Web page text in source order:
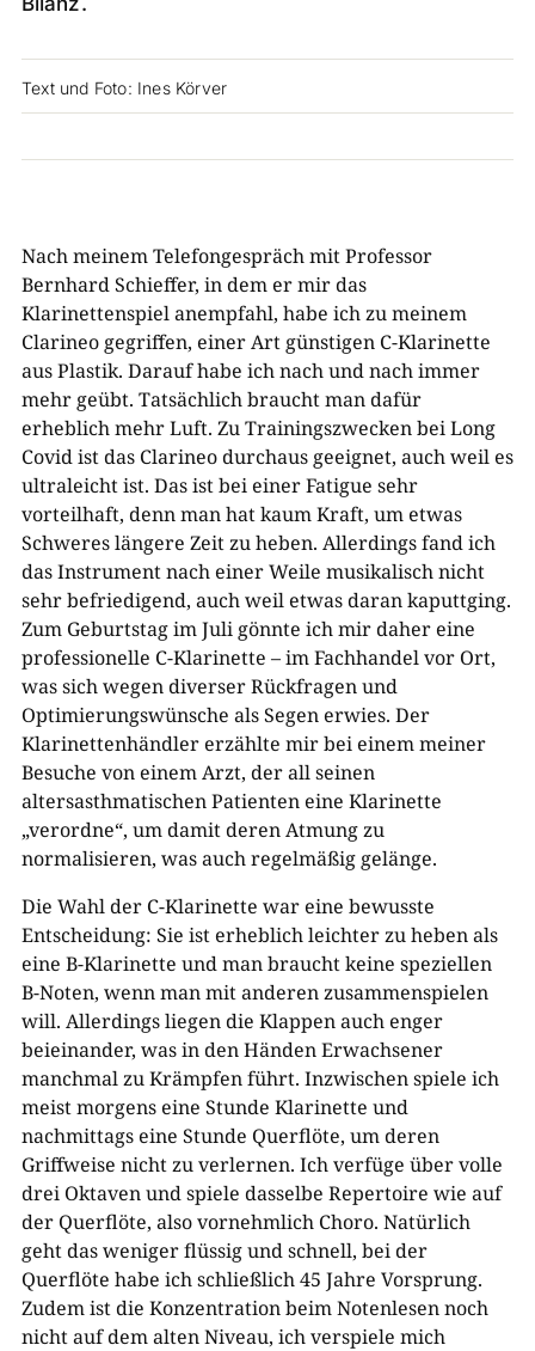
Text und Foto: Ines Körver
Nach meinem Telefongespräch mit Professor
Bernhard Schieffer, in dem er mir das
Klarinettenspiel anempfahl, habe ich zu meinem
Clarineo gegriffen, einer Art günstigen C-Klarinette
aus Plastik. Darauf habe ich nach und nach immer
mehr geübt. Tatsächlich braucht man dafür
erheblich mehr Luft. Zu Trainingszwecken bei Long
Covid ist das Clarineo durchaus geeignet, auch weil es
ultraleicht ist. Das ist bei einer Fatigue sehr
vorteilhaft, denn man hat kaum Kraft, um etwas
Schweres längere Zeit zu heben. Allerdings fand ich
das Instrument nach einer Weile musikalisch nicht
sehr befriedigend, auch weil etwas daran kaputtging.
Zum Geburtstag im Juli gönnte ich mir daher eine
professionelle C-Klarinette – im Fachhandel vor Ort,
was sich wegen diverser Rückfragen und
Optimierungswünsche als Segen erwies. Der
Klarinettenhändler erzählte mir bei einem meiner
Besuche von einem Arzt, der all seinen
altersasthmatischen Patienten eine Klarinette
„verordne“, um damit deren Atmung zu
normalisieren, was auch regelmäßig gelänge.
Die Wahl der C-Klarinette war eine bewusste
Entscheidung: Sie ist erheblich leichter zu heben als
eine B-Klarinette und man braucht keine speziellen
B-Noten, wenn man mit anderen zusammenspielen
will. Allerdings liegen die Klappen auch enger
beieinander, was in den Händen Erwachsener
manchmal zu Krämpfen führt. Inzwischen spiele ich
meist morgens eine Stunde Klarinette und
nachmittags eine Stunde Querflöte, um deren
Griffweise nicht zu verlernen. Ich verfüge über volle
drei Oktaven und spiele dasselbe Repertoire wie auf
der Querflöte, also vornehmlich Choro. Natürlich
geht das weniger flüssig und schnell, bei der
Querflöte habe ich schließlich 45 Jahre Vorsprung.
Zudem ist die Konzentration beim Notenlesen noch
nicht auf dem alten Niveau, ich verspiele mich